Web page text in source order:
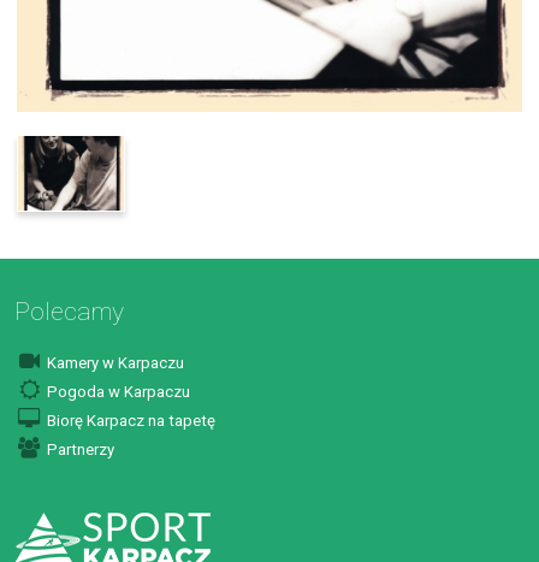
Polecamy
Kamery w Karpaczu
Pogoda w Karpaczu
Biorę Karpacz na tapetę
Partnerzy